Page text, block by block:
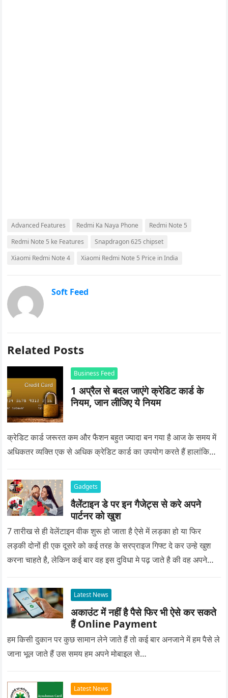
Advanced Features Redmi Ka Naya Phone
Redmi Note 5
Redmi Note 5 ke Features
Snapdragon 625 chipset
Xiaomi Redmi Note 4
Xiaomi Redmi Note 5 Price in India
Soft Feed
Related Posts
Business Feed
1 अप्रैल से बदल जाएंगे क्रेडिट कार्ड के
नियम, जान लीजिए ये नियम
क्रेडिट कार्ड जरूरत कम और फैशन बहुत ज्यादा बन गया है आज के समय में
अधिकतर व्यक्ति एक से अधिक क्रेडिट कार्ड का उपयोग करते हैं हालांकि…
Gadgets
वैलेंटाइन डे पर इन गैजेट्स से करे अपने
पार्टनर को खुश
7 तारीख से ही वेलेंटाइन वीक शुरू हो जाता है ऐसे में लड़का हो या फिर
लड़की दोनों ही एक दूसरे को कई तरह के सरप्राइज गिफ्ट दे कर उन्हे खुश
करना चाहते है, लेकिन कई बार वह इस दुविधा मे पढ़ जाते है की वह अपने
Latest News
अकाउंट में नहीं है पैसे फिर भी ऐसे कर सकते
हैं Online Payment
हम किसी दुकान पर कुछ सामान लेने जाते हैं तो कई बार अनजाने में हम पैसे ले
जाना भूल जाते हैं उस समय हम अपने मोबाइल से…
Latest News